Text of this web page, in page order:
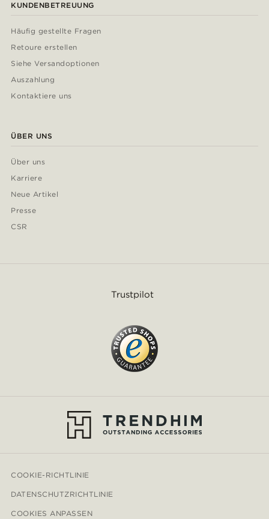
KUNDENBETREUUNG
Häufig gestellte Fragen
Retoure erstellen
Siehe Versandoptionen
Auszahlung
Kontaktiere uns
ÜBER UNS
Über uns
Karriere
Neue Artikel
Presse
CSR
Trustpilot
COOKIE-RICHTLINIE
DATENSCHUTZRICHTLINIE
COOKIES ANPASSEN